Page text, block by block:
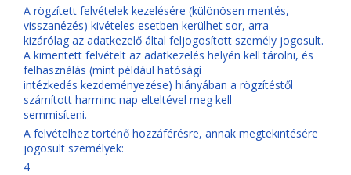
A rögzített felvételek kezelésére (különösen mentés,
visszanézés) kivételes esetben kerülhet sor, arra
kizárólag az adatkezelő által feljogosított személy jogosult.
A kimentett felvételt az adatkezelés helyén kell tárolni, és
felhasználás (mint például hatósági
intézkedés kezdeményezése) hiányában a rögzítéstől
számított harminc nap elteltével meg kell
semmisíteni.
A felvételhez történő hozzáférésre, annak megtekintésére
jogosult személyek:
4